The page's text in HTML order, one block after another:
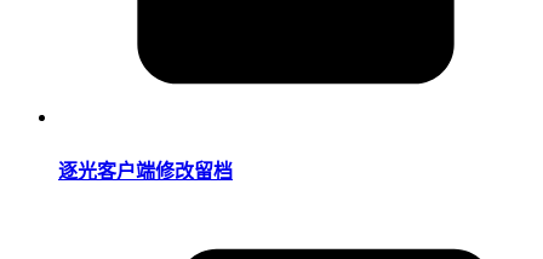
逐光客户端修改留档